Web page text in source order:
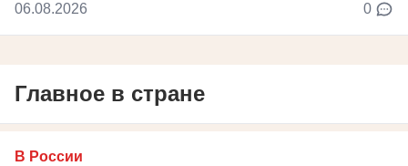
06.08.2026 0
Главное в стране
В России